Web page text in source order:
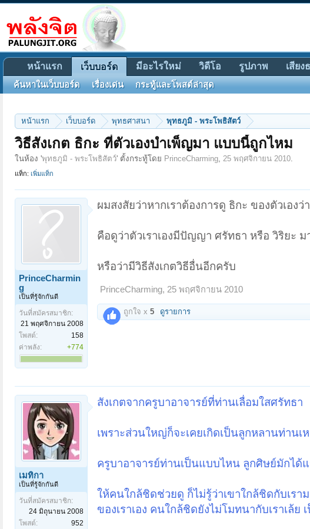
หน้าแรก เว็บบอร์ด พุทธศาสนา พุทธภูมิ - พระโพธิสัตว์
วิธีสังเกต ธิกะ ที่ตัวเองบำเพ็ญมา แบบนี้ถูกไหม
ในห้อง 'พุทธภูมิ - พระโพธิสัตว์' ตั้งกระทู้โดย PrinceCharming, 25 พฤศจิกายน 2010.
แท็ก: เพิ่มแท็ก
PrinceCharmin
g
เป็นที่รู้จักกันดี
วันที่สมัครสมาชิก:
21 พฤศจิกายน 2008
โพสต์:
158
ค่าพลัง:
+774
ผมสงสัยว่าหากเราต้องการดู ธิกะ ของตัวเอ
คือดูว่าตัวเราเองมีปัญญา ศรัทธา หรือ วิริยะ
หรือว่ามีวิธีสังเกตวิธีอื่นอีกครับ
PrinceCharming, 25 พฤศจิกายน 2010
ถูกใจ x 5 ดูรายการ
เมทิกา
เป็นที่รู้จักกันดี
วันที่สมัครสมาชิก:
24 มิถุนายน 2008
โพสต์:
952
สังเกตจากครูบาอาจารย์ที่ท่านเลื่อมใสศรัทธา
เพราะส่วนใหญ่ก็จะเคยเกิดเป็นลูกหลานท่าน
ครูบาอาจารย์ท่านเป็นแบบไหน ลูกศิษย์มักได้
ให้คนใกล้ชิดช่วยดู ก็ไม่รู้ว่าเขาใกล้ชิดกับเรา
ของเราเอง คนใกล้ชิดยังไม่โมทนากับเราเล้ย
หน้าแรก เว็บบอร์ด
ค้นหาในเว็บบอร์ด เรื่องเด่น กระทู้และโพสต์ล่าสุด
มีอะไรใหม่ วิดีโอ รูปภาพ เสียง